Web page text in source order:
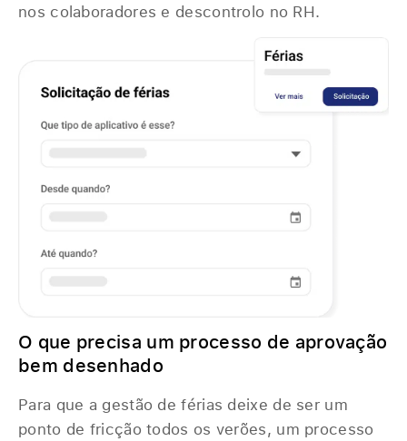
nos colaboradores e descontrolo no RH.
O que precisa um processo de aprovação
bem desenhado
Para que a gestão de férias deixe de ser um
ponto de fricção todos os verões, um processo